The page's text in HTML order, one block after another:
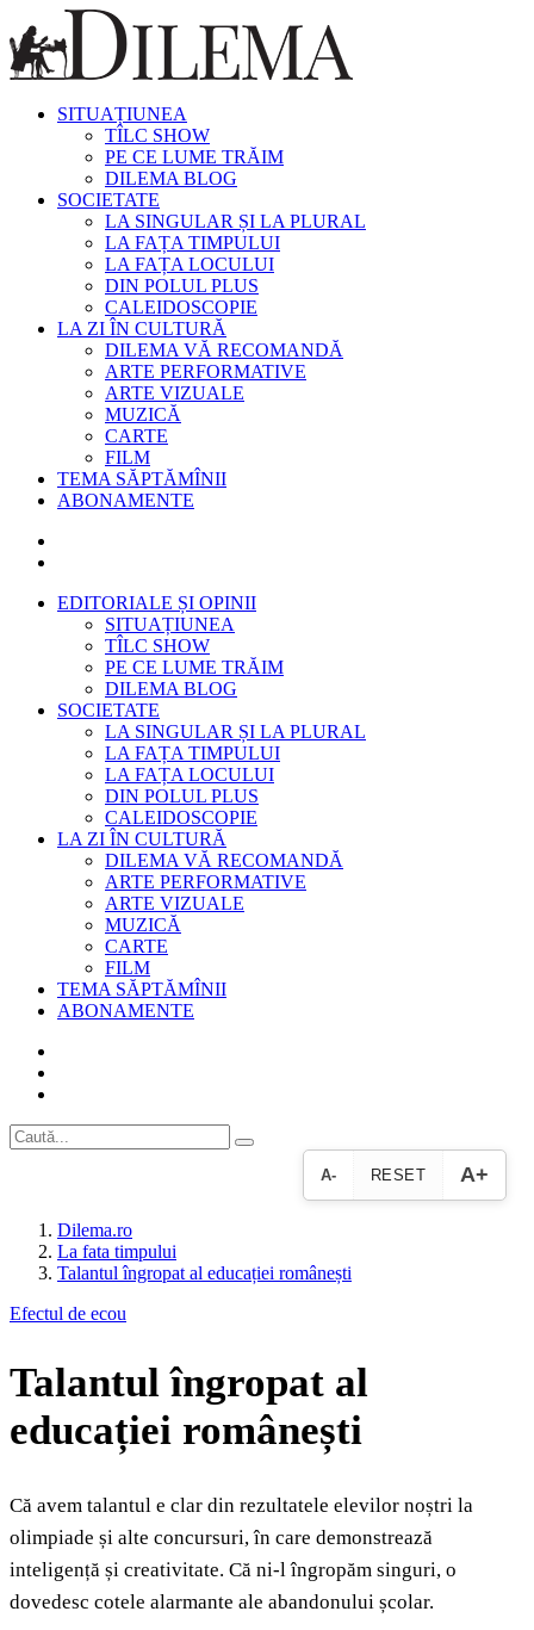
SITUAȚIUNEA
TÎLC SHOW
PE CE LUME TRĂIM
DILEMA BLOG
SOCIETATE
LA SINGULAR ȘI LA PLURAL
LA FAȚA TIMPULUI
LA FAȚA LOCULUI
DIN POLUL PLUS
CALEIDOSCOPIE
LA ZI ÎN CULTURĂ
DILEMA VĂ RECOMANDĂ
ARTE PERFORMATIVE
ARTE VIZUALE
MUZICĂ
CARTE
FILM
TEMA SĂPTĂMÎNII
ABONAMENTE
EDITORIALE ȘI OPINII
SITUAȚIUNEA
TÎLC SHOW
PE CE LUME TRĂIM
DILEMA BLOG
SOCIETATE
LA SINGULAR ȘI LA PLURAL
LA FAȚA TIMPULUI
LA FAȚA LOCULUI
DIN POLUL PLUS
CALEIDOSCOPIE
LA ZI ÎN CULTURĂ
DILEMA VĂ RECOMANDĂ
ARTE PERFORMATIVE
ARTE VIZUALE
MUZICĂ
CARTE
FILM
TEMA SĂPTĂMÎNII
ABONAMENTE
A- RESET A+
Dilema.ro
La fata timpului
Talantul îngropat al educației românești
Efectul de ecou
Talantul îngropat al
educației românești
Că avem talantul e clar din rezultatele elevilor noștri la
olimpiade și alte concursuri, în care demonstrează
inteligență și creativitate. Că ni-l îngropăm singuri, o
dovedesc cotele alarmante ale abandonului școlar.